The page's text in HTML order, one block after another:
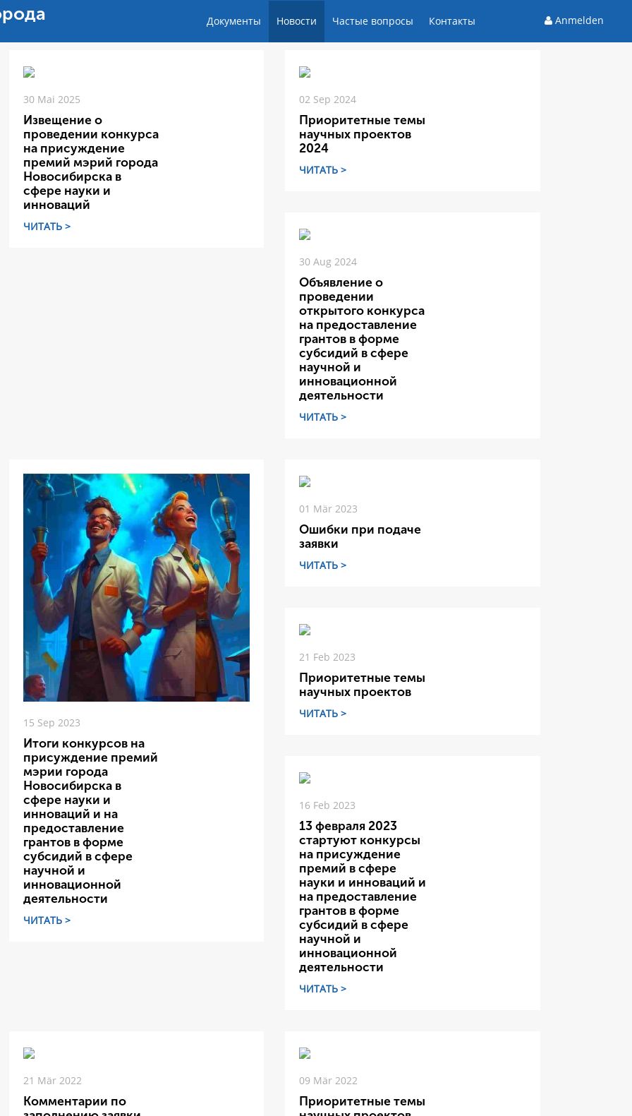
Документы Новости Частые вопросы Контакты Anmelden
30 Mai 2025
Извещение о
проведении конкурса
на присуждение
премий мэрий города
Новосибирска в
сфере науки и
инноваций
ЧИТАТЬ >
02 Sep 2024
Приоритетные темы
научных проектов
2024
ЧИТАТЬ >
30 Aug 2024
Объявление о
проведении
открытого конкурса
на предоставление
грантов в форме
субсидий в сфере
научной и
инновационной
деятельности
ЧИТАТЬ >
15 Sep 2023
Итоги конкурсов на
присуждение премий
мэрии города
Новосибирска в
сфере науки и
инноваций и на
предоставление
грантов в форме
субсидий в сфере
научной и
инновационной
деятельности
ЧИТАТЬ >
01 Mär 2023
Ошибки при подаче
заявки
ЧИТАТЬ >
21 Feb 2023
Приоритетные темы
научных проектов
ЧИТАТЬ >
16 Feb 2023
13 февраля 2023
стартуют конкурсы
на присуждение
премий в сфере
науки и инноваций и
на предоставление
грантов в форме
субсидий в сфере
научной и
инновационной
деятельности
ЧИТАТЬ >
21 Mär 2022
Комментарии по
09 Mär 2022
Приоритетные темы